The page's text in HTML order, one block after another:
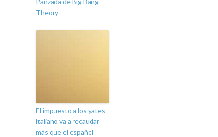
Panzada de Big Bang
Theory
El impuesto a los yates
italiano va a recaudar
más que el español